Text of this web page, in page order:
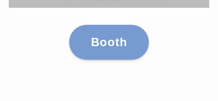
Booth